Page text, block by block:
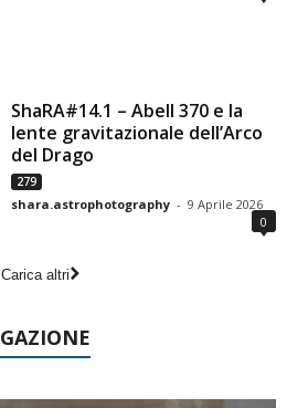
ShaRA#14.1 – Abell 370 e la
lente gravitazionale dell’Arco
del Drago
279
shara.astrophotography - 9 Aprile 2026
0
Carica altri